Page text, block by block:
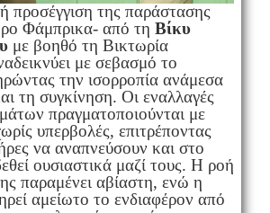
προσέγγιση της παράστασης
Φάμπρικα- από τη Βίκυ
με βοηθό τη Βικτωρία
με σεβασμό το
την ισορροπία ανάμεσα
τη συγκίνηση. Οι εναλλαγές
πραγματοποιούνται με
υπερβολές, επιτρέποντας
να αναπνεύσουν και στο
ουσιαστικά μαζί τους. Η ροή
παραμένει αβίαστη, ενώ η
αμείωτο το ενδιαφέρον από